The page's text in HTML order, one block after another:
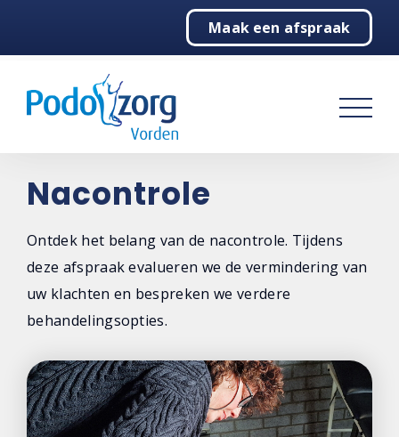
Maak een afspraak
Podologie
Behandelingen
Algemeen
Ortheses
Taping
Aanpasbare schoenen (MyFoot)
Voetverzorging
Nacontrole
Ontdek het belang van de nacontrole. Tijdens
deze afspraak evalueren we de vermindering van
uw klachten en bespreken we verdere
behandelingsopties.